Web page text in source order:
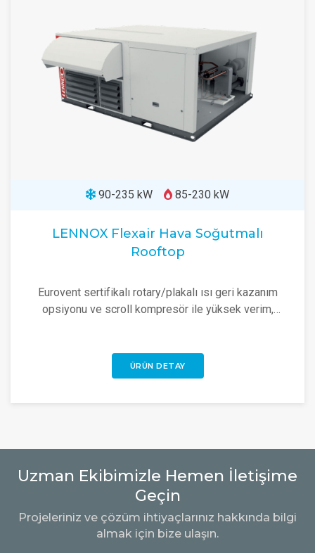
90-235 kW 85-230 kW
LENNOX Flexair Hava Soğutmalı
Rooftop
Eurovent sertifikalı rotary/plakalı ısı geri kazanım
opsiyonu ve scroll kompresör ile yüksek verim,
ÜRÜN DETAY
Uzman Ekibimizle Hemen İletişime
Geçin
Projeleriniz ve çözüm ihtiyaçlarınız hakkında bilgi
almak için bize ulaşın.